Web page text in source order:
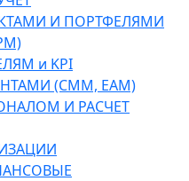
И ПОРТФЕЛЯМИ
и KPI
(CMM, EAM)
И РАСЧЕТ